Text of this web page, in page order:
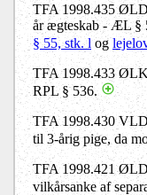
TFA 1998.435
år ægteskab - ÆL §
§ 55, stk. l og
TFA 1998.433
RPL § 536.
TFA 1998.430
til 3-årig pige, da
TFA 1998.421
vilkårsanke af